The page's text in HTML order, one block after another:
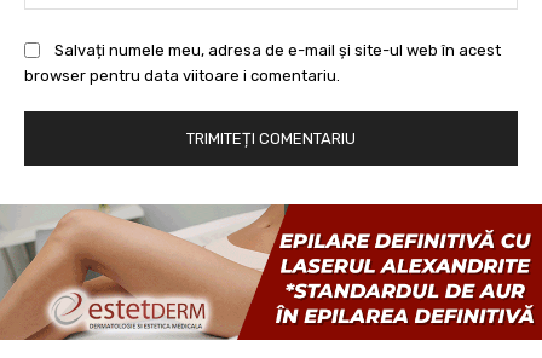
Salvați numele meu, adresa de e-mail și site-ul web în acest
browser pentru data viitoare i comentariu.